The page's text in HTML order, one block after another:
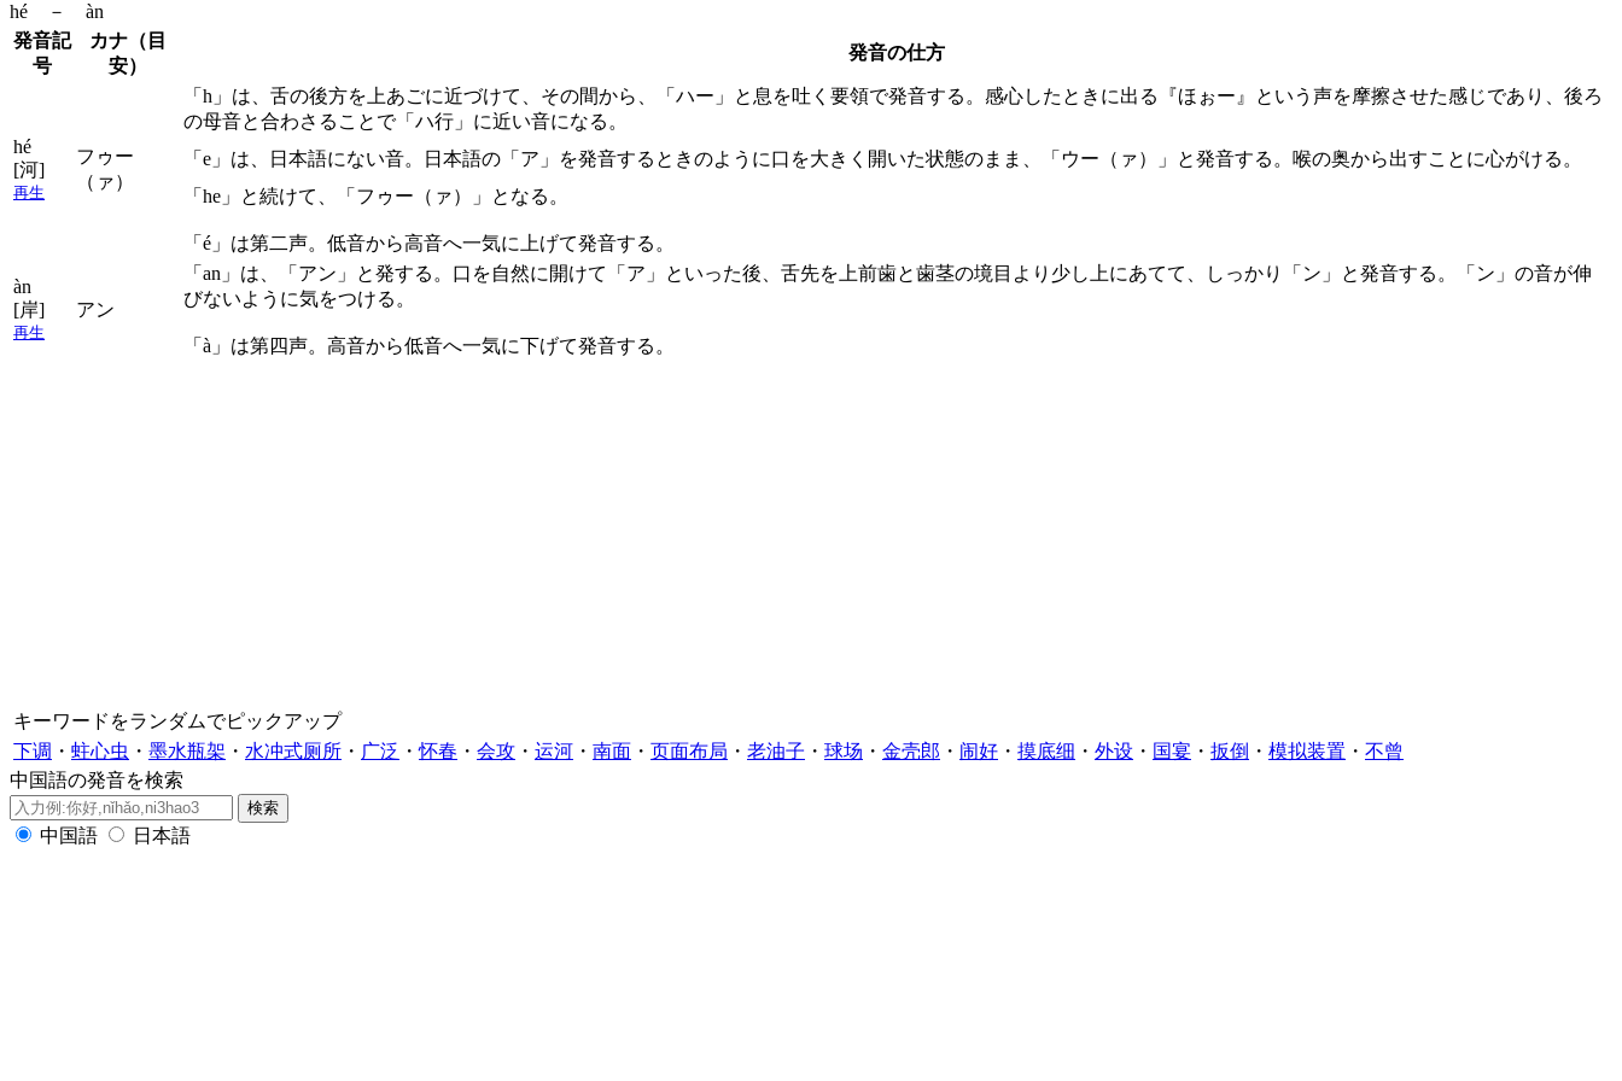
hé － àn
発音記
号
カナ（目
安）
発音の仕方
hé
[河]
再生
フゥー
（ァ）
「h」は、舌の後方を上あごに近づけて、その間から、「ハー」と息を吐く要領で発音する。感心したときに出る『ほぉー』という声を摩擦させた感じであり、後ろ
の母音と合わさることで「ハ行」に近い音になる。
「e」は、日本語にない音。日本語の「ア」を発音するときのように口を大きく開いた状態のまま、「ウー（ァ）」と発音する。喉の奥から出すことに心がける。
「he」と続けて、「フゥー（ァ）」となる。
「é」は第二声。低音から高音へ一気に上げて発音する。
àn
[岸]
再生
アン
「an」は、「アン」と発する。口を自然に開けて「ア」といった後、舌先を上前歯と歯茎の境目より少し上にあてて、しっかり「ン」と発音する。「ン」の音が伸
びないように気をつける。
「à」は第四声。高音から低音へ一気に下げて発音する。
キーワードをランダムでピックアップ
下调 ・ 蛀心虫 ・ 墨水瓶架 ・ 水冲式厕所 ・ 广泛 ・怀春 ・ 会攻 ・ 运河 ・ 南面 ・ 页面布局 ・ 老油子 ・ 球场 ・ 金壳郎 ・ 闹好 ・ 摸底细 ・ 外设 ・ 国宴 ・ 扳倒 ・ 模拟装置 ・ 不曾
中国語の発音を検索
中国語 日本語